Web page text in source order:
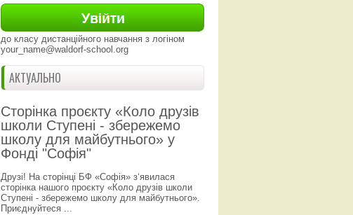
до класу дистанційного навчання з логіном
your_name@waldorf-school.org
АКТУАЛЬНО
Сторінка проєкту «Коло друзів
школи Ступені - збережемо
школу для майбутнього» у
Фонді "Софія"
Друзі! На сторінці БФ «Софія» з‘явилася
сторінка нашого проєкту «Коло друзів школи
Ступені - збережемо школу для майбутнього».
Приєднуйтеся ...